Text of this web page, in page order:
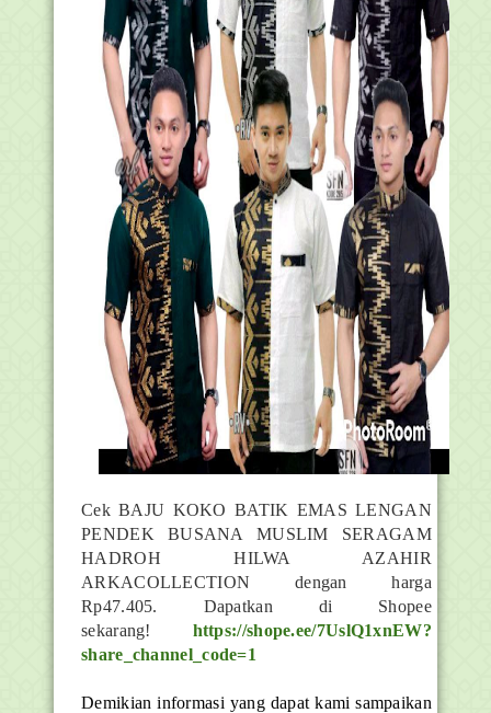
Cek BAJU KOKO BATIK EMAS LENGAN
PENDEK BUSANA MUSLIM SERAGAM
HADROH HILWA AZAHIR
ARKACOLLECTION dengan harga
Rp47.405. Dapatkan di Shopee
sekarang! https://shope.ee/7UslQ1xnEW?
share_channel_code=1
Demikian informasi yang dapat kami sampaikan